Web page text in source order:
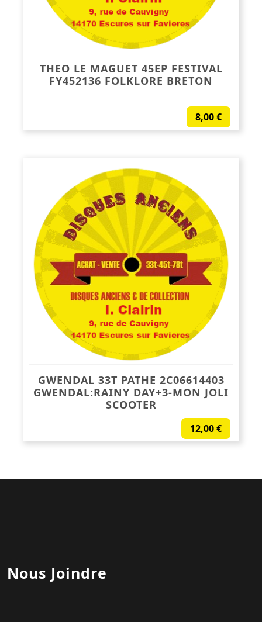
THEO LE MAGUET 45EP FESTIVAL
FY452136 FOLKLORE BRETON
8,00€
GWENDAL 33T PATHE 2C06614403
GWENDAL:RAINY DAY+3-MON JOLI
SCOOTER
12,00€
Nous Joindre